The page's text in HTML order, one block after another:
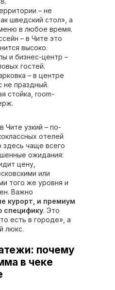
– не
шведский стол», а
в любое время.
– в Чите это
высоко.
и бизнес-центр –
гостей.
– в центре
не праздный.
стойка, room-
Чите узкий – по-
отелей
чаще всего
ожидания:
цену,
или
того же уровня и
Важно
курорт, и премиум
специфику. Это
есть в городе», а
люкс.
почему
в чеке